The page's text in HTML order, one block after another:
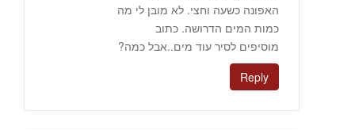
האפונה כשעה וחצי. לא מובן לי מה
כמות המים הדרושה. כתוב
מוסיפים לסיר עוד מים..אבל כמה?
Reply